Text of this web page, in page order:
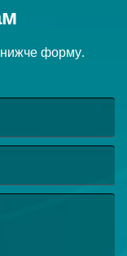
нижче форму.